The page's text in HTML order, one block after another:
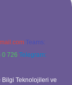
Teams:
0 726 Telegram:
Bilgi Teknolojileri ve